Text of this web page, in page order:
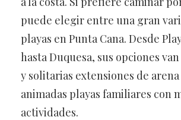
puede elegir entre una gran
playas en Punta Cana. Desde
hasta Duquesa, sus opciones
y solitarias extensiones de arena
animadas playas familiares con
actividades.